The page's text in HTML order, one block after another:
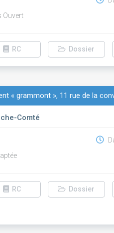
Ouvert
RC Dossier
« grammont », 11 rue de la
Comté
RC Dossier